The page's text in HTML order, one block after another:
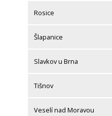
Rosice
Šlapanice
Slavkov u Brna
Tišnov
Veselí nad Moravou